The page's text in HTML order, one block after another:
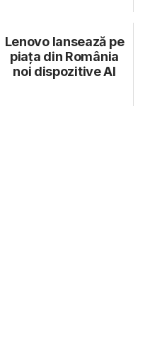
Lenovo lansează pe
piața din România
noi dispozitive AI